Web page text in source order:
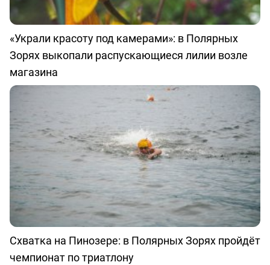
«Украли красоту под камерами»: в Полярных
Зорях выкопали распускающиеся лилии возле
магазина
Схватка на Пинозере: в Полярных Зорях пройдёт
чемпионат по триатлону